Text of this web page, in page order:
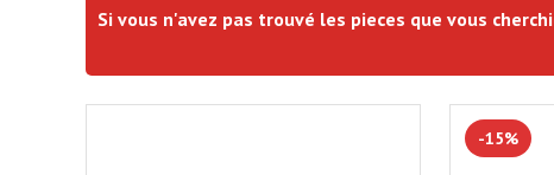
Si vous n'avez pas trouvé les pieces que vous
-15%